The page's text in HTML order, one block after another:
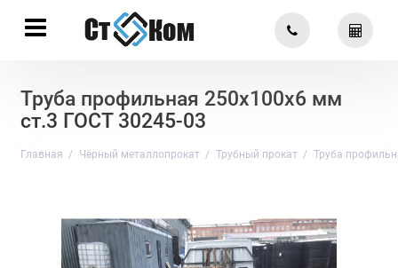
Труба профильная 250х100х6 мм
ст.3 ГОСТ 30245-03
Главная Чёрный металлопрокат Трубный прокат Труба